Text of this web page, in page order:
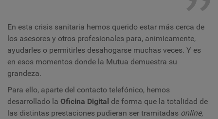
En esta crisis sanitaria hemos querido estar más cerca de
los asesores y otros profesionales para, anímicamente,
ayudarles o permitirles desahogarse muchas veces. Y es
en esos momentos donde la Mutua demuestra su
grandeza.
Para ello, aparte del contacto telefónico, hemos
desarrollado la Oficina Digital de forma que la totalidad de
las distintas prestaciones pudieran ser tramitadas online,